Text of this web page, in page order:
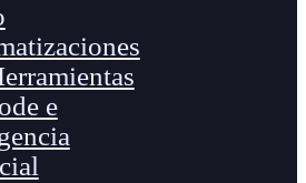
e